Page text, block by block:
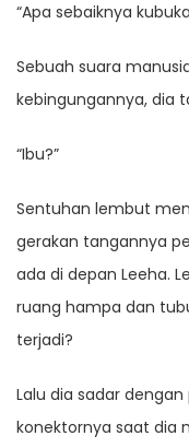
“Apa sebaiknya
Sebuah suara
kebingungannya, dia
“Ibu?”
Sentuhan lembut
gerakan tangannya
ada di depan Leeha.
ruang hampa dan
terjadi?
Lalu dia sadar
konektornya saat dia